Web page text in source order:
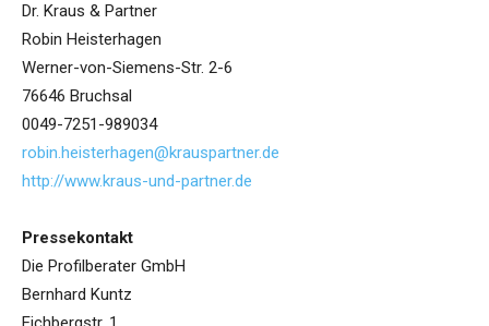
Dr. Kraus & Partner
Robin Heisterhagen
Werner-von-Siemens-Str. 2-6
76646 Bruchsal
0049-7251-989034
robin.heisterhagen@krauspartner.de
http://www.kraus-und-partner.de
Pressekontakt
Die Profilberater GmbH
Bernhard Kuntz